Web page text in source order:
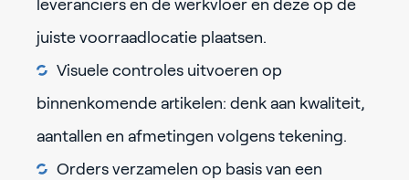
leveranciers en de werkvloer en deze op de
juiste voorraadlocatie plaatsen.
Visuele controles uitvoeren op
binnenkomende artikelen: denk aan kwaliteit,
aantallen en afmetingen volgens tekening.
Orders verzamelen op basis van een